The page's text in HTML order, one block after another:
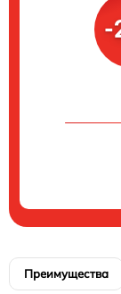
-
Преимущества